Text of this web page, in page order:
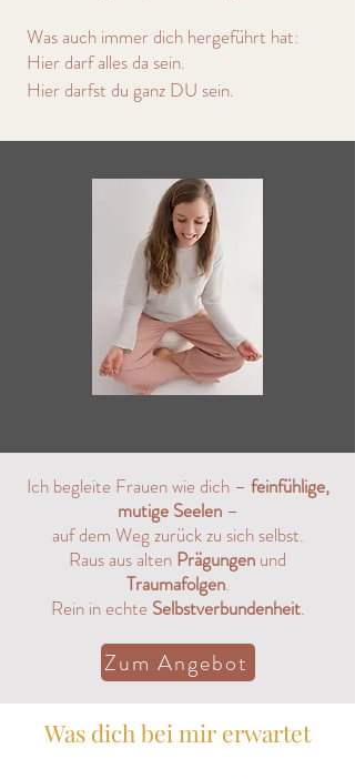
Was auch immer dich hergeführt hat:
Hier darf alles da sein.
Hier darfst du ganz DU sein.
Ich begleite Frauen wie dich – feinfühlige,
mutige Seelen–
auf dem Weg zurück zu sich selbst.
Raus aus alten Prägungen und
Traumafolgen.
Rein in echte Selbstverbundenheit.
Zum Angebot
Was dich bei mir erwartet